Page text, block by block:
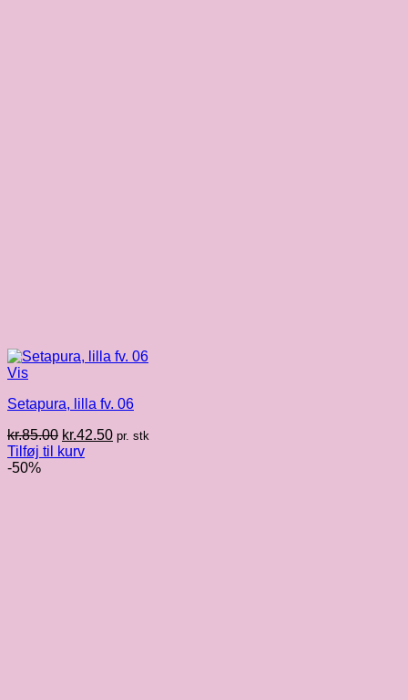
Vis
Setapura, lilla fv. 06
kr.85.00 Den
oprindelige
kr.42.50Den
pr. stk
Tilføj til kurv
-50%